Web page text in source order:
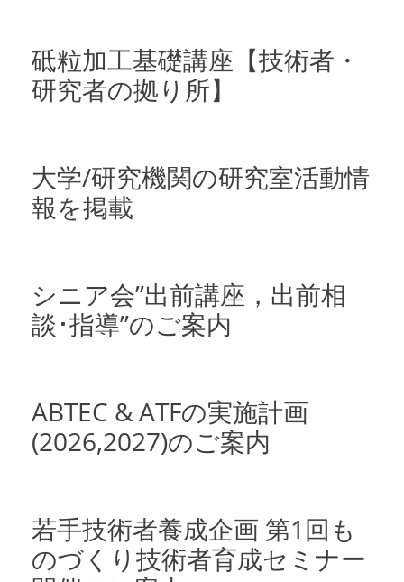
砥粒加工基礎講座【技術者・
研究者の拠り所】
大学/研究機関の研究室活動情
報を掲載
シニア会”出前講座，出前相
談･指導”のご案内
ABTEC & ATFの実施計画
(2026,2027)のご案内
若手技術者養成企画 第1回も
のづくり技術者育成セミナー